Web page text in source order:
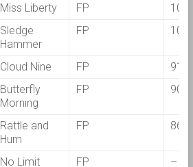
Miss Liberty FP
Sledge
Hammer
FP
Cloud Nine FP
Butterfly
Morning
FP
Rattle and
Hum
FP
No Limit FP
–